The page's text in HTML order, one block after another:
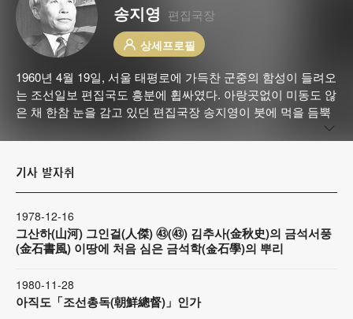
송지영 편집국장
상세프로필
1960년 4월 19일, 서울 태평로에 가득찬 군중의 함성이 들려오
는 조선일보 편집국도 흥분에 휩싸였다. 아랑곳없이 미동도 않
은 채 한참 눈을 감고 있던 편집국장 송지영이 붓에 먹을 듬뿍
찍어 일필휘지했다. “학해(學海)에 해일(海溢)! 노호(怒號)는 암
벽(岩壁)에서 포효(咆哮)!” 4·19혁명 현장을 한 줄로 풀어낸 역
사적 명제목이었다. 평북 박천에서 태어나 독학으로 사서오경
과 주역 등 한학에 일가를 이뤘다. 1937년 독자 투고글로 동아
일보에 발탁돼 만주특파원 등을 지냈고, 임시정부 공작원으로
활동하다 나카사키 형무소에 갇혔다. 수감 중일 때 원자폭탄이
투하됐으나 구사일생으로 화를 면했다. 광복 후 여러 신문을
거쳐 1958년 조선일보 논설위원으로 입사, 1년 여 만에 편집국
래 만들어졌다. 5·16 직후 ‘민족일보 사건’에 연루돼 사형을 선
고받고 8년 여 옥고를 치렀다. 출소 뒤인 1969년 10월 논설위
기사 발자취
1978-12-16
그산하(山河) 그인걸(人傑) ㊸(㊸) 김추사(金秋史)의 금석서풍
(金石書風) 이땅에 처음 심은 금석학(金石學)의 뿌리
1980-11-28
아직도「조선총독(朝鮮總督)」인가